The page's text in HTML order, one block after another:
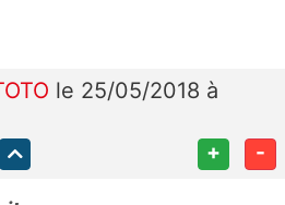
le 25/05/2018 à
+ -